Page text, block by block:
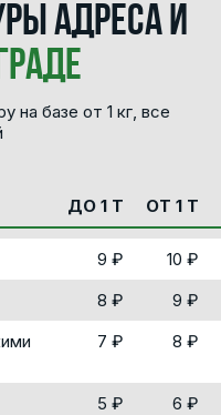
адреса и
на базе от 1 кг, все
ДО 1 Т ОТ 1 Т
9 ₽
10 ₽
8 ₽
9 ₽
7 ₽ 8 ₽
5 ₽
6 ₽